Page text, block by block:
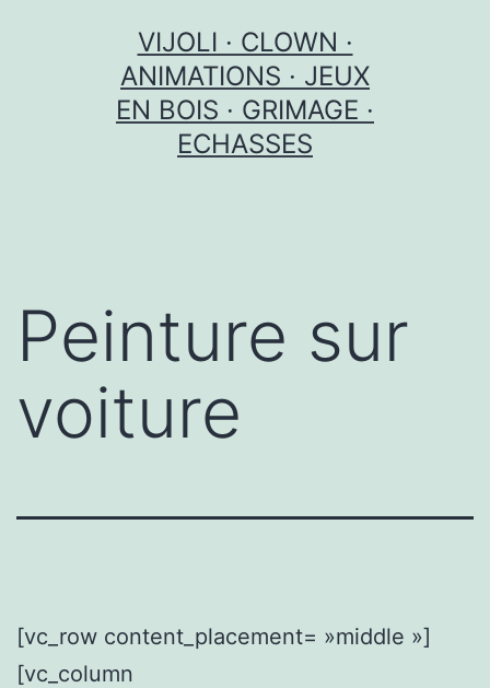
VIJOLI · CLOWN ·
ANIMATIONS · JEUX
EN BOIS · GRIMAGE ·
ECHASSES
Peinture sur
voiture
[vc_row content_placement= »middle »]
[vc_column